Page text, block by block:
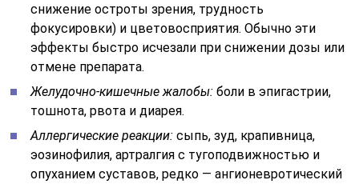
снижение остроты зрения, трудность
фокусировки) и цветовосприятия. Обычно эти
эффекты быстро исчезали при снижении дозы или
отмене препарата.
Желудочно-кишечные жалобы: боли в эпигастрии,
тошнота, рвота и диарея.
Аллергические реакции: сыпь, зуд, крапивница,
эозинофилия, артралгия с тугоподвижностью и
опуханием суставов, редко — ангионевротический